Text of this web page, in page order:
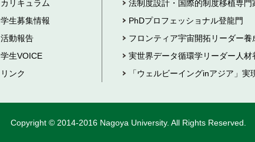
カリキュラム
学生募集情報
活動報告
学生VOICE
リンク
法制度設計・国際的制度移植専門
PhDプロフェッショナル登龍門
フロンティア宇宙開拓リーダー養
実世界データ循環学リーダー人材
「ウェルビーイングinアジア」
Copyright © 2014-2016 Nagoya University. All Rights Reserved.